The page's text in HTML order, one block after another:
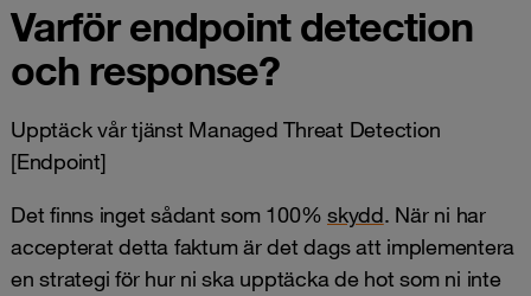
Varför endpoint detection
och response?
Upptäck vår tjänst Managed Threat Detection
[Endpoint]
Det finns inget sådant som 100% skydd. När ni har
accepterat detta faktum är det dags att implementera
en strategi för hur ni ska upptäcka de hot som ni inte